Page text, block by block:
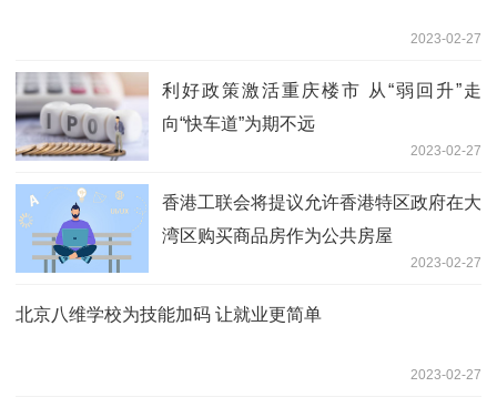
2023-02-27
利好政策激活重庆楼市 从“弱回升”走
向“快车道”为期不远
2023-02-27
香港工联会将提议允许香港特区政府在大
湾区购买商品房作为公共房屋
2023-02-27
北京八维学校为技能加码 让就业更简单
2023-02-27